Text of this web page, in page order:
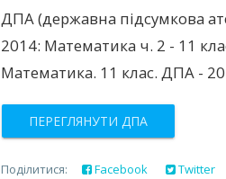
ДПА (державна підсумкова
2014: Математика ч. 2 - 11
Математика. 11 клас. ДПА -
ПЕРЕГЛЯНУТИ ДПА
Поділитися: Facebook Twitter